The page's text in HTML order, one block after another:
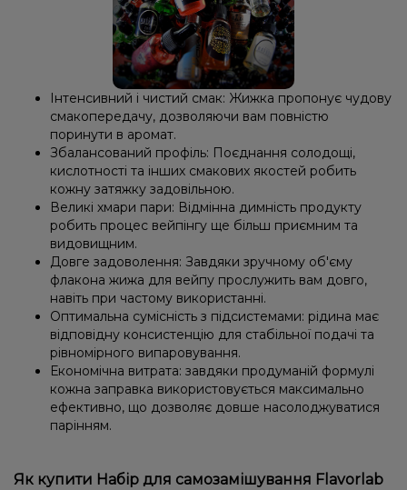
Інтенсивний і чистий смак: Жижка пропонує чудову
смакопередачу, дозволяючи вам повністю
поринути в аромат.
Збалансований профіль: Поєднання солодощі,
кислотності та інших смакових якостей робить
кожну затяжку задовільною.
Великі хмари пари: Відмінна димність продукту
робить процес вейпінгу ще більш приємним та
видовищним.
Довге задоволення: Завдяки зручному об'єму
флакона жижа для вейпу прослужить вам довго,
навіть при частому використанні.
Оптимальна сумісність з підсистемами: рідина має
відповідну консистенцію для стабільної подачі та
рівномірного випаровування.
Економічна витрата: завдяки продуманій формулі
кожна заправка використовується максимально
ефективно, що дозволяє довше насолоджуватися
парінням.
Як купити Набір для самозамішування Flavorlab